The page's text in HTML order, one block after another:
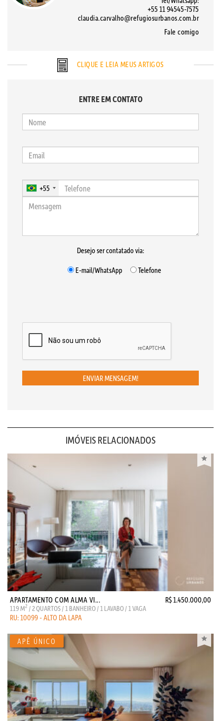
+55 11 94545-7575
claudia.carvalho@refugiosurbanos.com.br
Fale comigo
CLIQUE E LEIA MEUS ARTIGOS
ENTRE EM CONTATO
+55
Desejo ser contatado via:
E-mail/WhatsApp
Telefone
ENVIAR MENSAGEM!
IMÓVEIS RELACIONADOS
APARTAMENTO COM ALMA VI... R$ 1.450.000,00
119 M2 / 2 QUARTOS / 1 BANHEIRO / 1 LAVABO / 1 VAGA
RU: 10099 - ALTO DA LAPA